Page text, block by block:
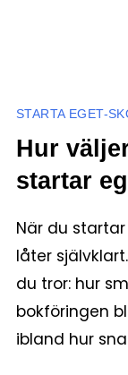
STARTA EGET-
Hur
startar
När du
låter
du tror: hur
bokföringen
ibland hur